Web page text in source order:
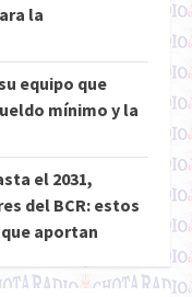
la
equipo que
mínimo y la
el 2031,
del BCR: estos
aportan